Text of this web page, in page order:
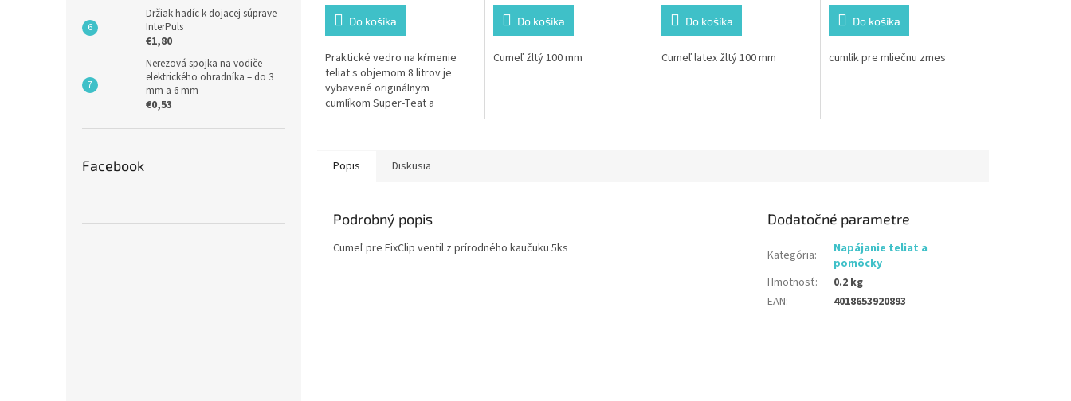
Držiak hadíc k dojacej súprave
InterPuls
€1,80
Nerezová spojka na vodiče
elektrického ohradníka – do 3
mm a 6 mm
€0,53
Facebook
Do košíka
Praktické vedro na kŕmenie
teliat s objemom 8 litrov je
vybavené originálnym
cumlíkom Super-Teat a
Do košíka
Cumeľ žltý 100 mm
Do košíka
Cumeľ latex žltý 100 mm
Do košíka
cumlík pre mliečnu zmes
Popis Diskusia
Podrobný popis
Cumeľ pre FixClip ventil z prírodného kaučuku 5ks
Dodatočné parametre
Kategória:
Napájanie teliat a
pomôcky
Hmotnosť:
0.2 kg
EAN: 4018653920893